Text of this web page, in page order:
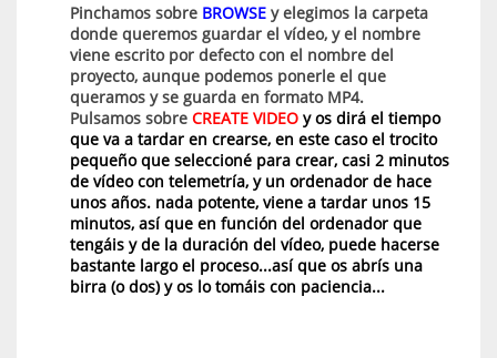
Pinchamos sobre BROWSE y elegimos la carpeta
donde queremos guardar el vídeo, y el nombre
viene escrito por defecto con el nombre del
proyecto, aunque podemos ponerle el que
queramos y se guarda en formato MP4.
Pulsamos sobre CREATE VIDEO y os dirá el tiempo
que va a tardar en crearse, en este caso el trocito
pequeño que seleccioné para crear, casi 2 minutos
de vídeo con telemetría, y un ordenador de hace
unos años. nada potente, viene a tardar unos 15
minutos, así que en función del ordenador que
tengáis y de la duración del vídeo, puede hacerse
bastante largo el proceso...así que os abrís una
birra (o dos) y os lo tomáis con paciencia...